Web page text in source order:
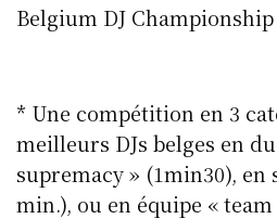
Belgium DJ Championship
* Une compétition en 3
meilleurs DJs belges en
supremacy » (1min30), en
min.), ou en équipe «